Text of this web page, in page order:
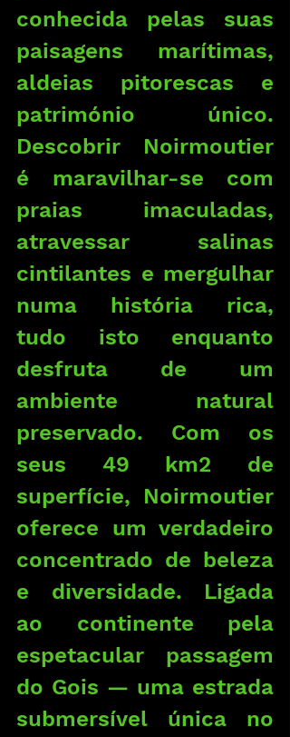
conhecida pelas suas
paisagens marítimas,
aldeias pitorescas e
património único.
Descobrir Noirmoutier
é maravilhar-se com
praias imaculadas,
atravessar salinas
cintilantes e mergulhar
numa história rica,
tudo isto enquanto
desfruta de um
ambiente natural
preservado. Com os
seus 49 km2 de
superfície, Noirmoutier
oferece um verdadeiro
concentrado de beleza
e diversidade. Ligada
ao continente pela
espetacular passagem
do Gois — uma estrada
submersível única no